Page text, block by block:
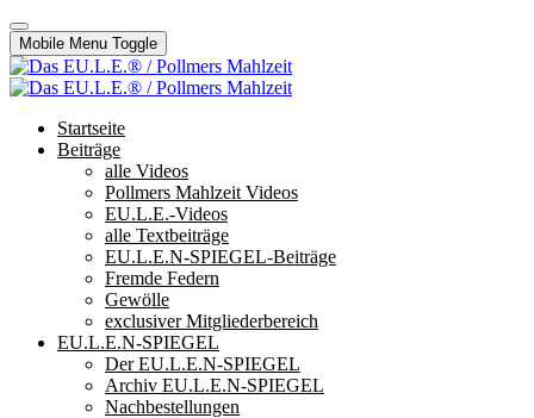
Mobile Menu Toggle
Startseite
Beiträge
alle Videos
Pollmers Mahlzeit Videos
EU.L.E.-Videos
alle Textbeiträge
EU.L.E.N-SPIEGEL-Beiträge
Fremde Federn
Gewölle
exclusiver Mitgliederbereich
EU.L.E.N-SPIEGEL
Der EU.L.E.N-SPIEGEL
Archiv EU.L.E.N-SPIEGEL
Nachbestellungen